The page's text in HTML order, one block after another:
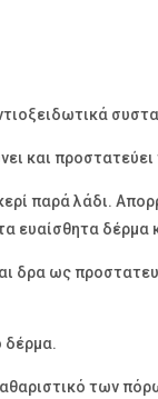
και
παρά λάδι.
ευαίσθητα δέρμα
δρα ως
δέρμα.
των